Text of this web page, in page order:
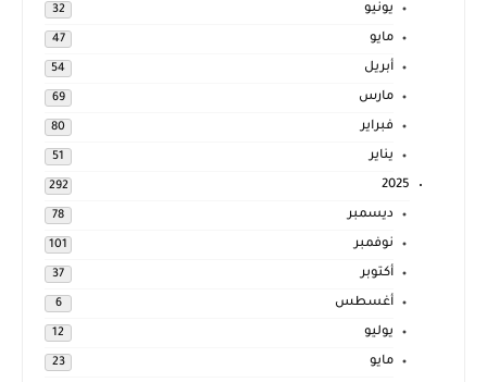
يونيو 32
مايو 47
أبريل 54
مارس 69
فبراير 80
يناير 51
2025
292
ديسمبر 78
نوفمبر 101
أكتوبر 37
أغسطس 6
يوليو 12
مايو 23